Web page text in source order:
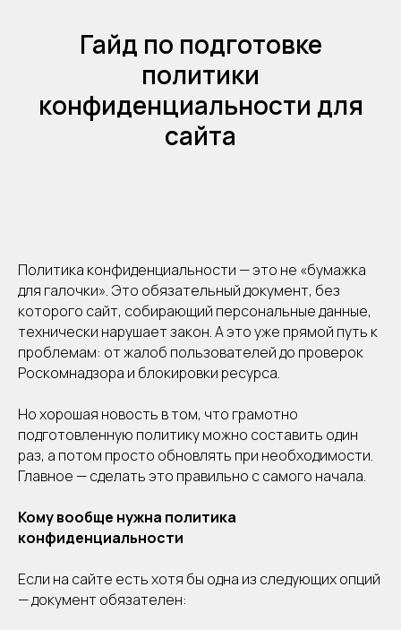
Гайд по подготовке
политики
конфиденциальности для
сайта
Политика конфиденциальности — это не «бумажка
для галочки». Это обязательный документ, без
которого сайт, собирающий персональные данные,
технически нарушает закон. А это уже прямой путь к
проблемам: от жалоб пользователей до проверок
Роскомнадзора и блокировки ресурса.
Но хорошая новость в том, что грамотно
подготовленную политику можно составить один
раз, а потом просто обновлять при необходимости.
Главное — сделать это правильно с самого начала.
Кому вообще нужна политика
конфиденциальности
Если на сайте есть хотя бы одна из следующих опций
— документ обязателен: